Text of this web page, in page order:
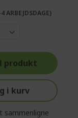
ARBEJDSDAGE)
produkt
i kurv
sammenligne